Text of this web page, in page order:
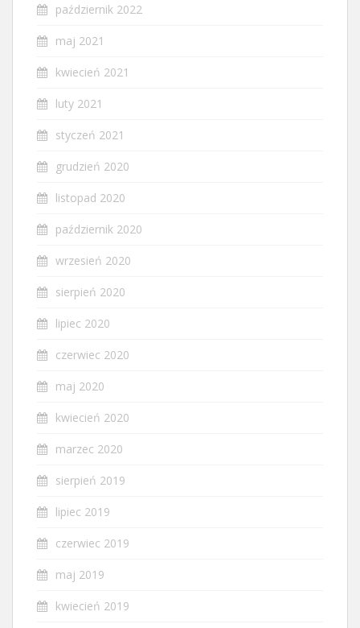
październik 2022
maj 2021
kwiecień 2021
luty 2021
styczeń 2021
grudzień 2020
listopad 2020
październik 2020
wrzesień 2020
sierpień 2020
lipiec 2020
czerwiec 2020
maj 2020
kwiecień 2020
marzec 2020
sierpień 2019
lipiec 2019
czerwiec 2019
maj 2019
kwiecień 2019